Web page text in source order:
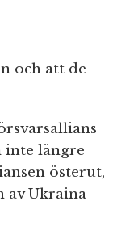
och att de
inte längre
österut,
av Ukraina